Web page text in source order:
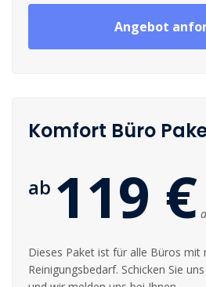
Angebot
Komfort Büro
ab 119 €
Dieses Paket ist für alle Büros mit
Reinigungsbedarf. Schicken Sie